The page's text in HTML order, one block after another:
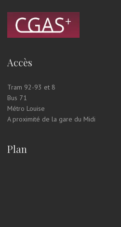
Accès
Tram 92-93 et 8
Bus 71
Métro Louise
A proximité de la gare du Midi
Plan